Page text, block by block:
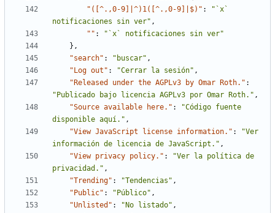
"([^.,0-9]|^)1([^.,0-9]|$)" :
"`x`
notificaciones sin ver" ,
"" :
"`x` notificaciones sin ver"
} ,
"search" : "buscar" ,
"Log out" : "Cerrar la sesión" ,
"Released under the AGPLv3 by Omar Roth." :
"Publicado bajo licencia AGPLv3 por Omar Roth." ,
"Source available here." :
"Código fuente
disponible aquí." ,
"View JavaScript license information." :
"Ver
información de licencia de JavaScript." ,
"View privacy policy." :
"Ver la política de
privacidad." ,
"Trending" : "Tendencias" ,
"Public" : "Público" ,
"Unlisted" : "No listado" ,